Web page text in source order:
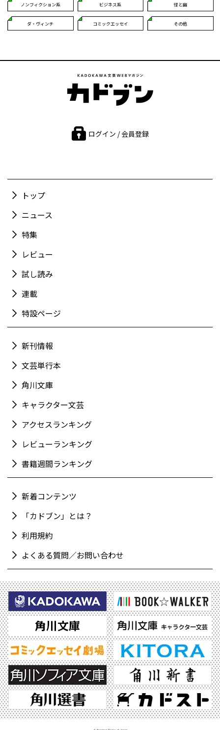
ノンフィクション系 ビジネス系 怪と幽
ダ・ヴィンチ コミックエッセイ その他
ログイン / 会員登録
トップ
ニュース
特集
レビュー
試し読み
連載
特設ページ
新刊情報
文芸単行本
角川文庫
キャラクター文芸
アクセスランキング
レビューランキング
書籍週間ランキング
新着コンテンツ
「カドブン」とは？
利用規約
よくある質問／お問い合わせ